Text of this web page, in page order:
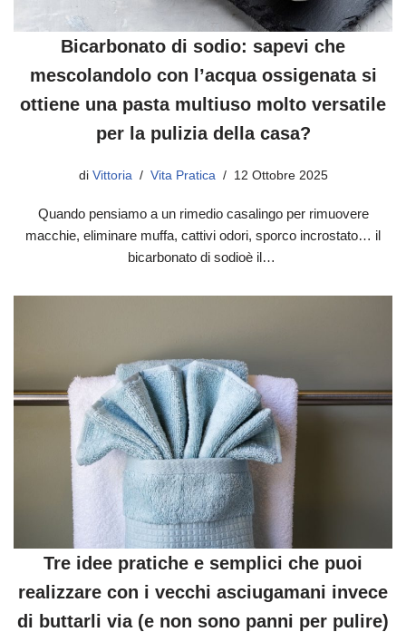
Bicarbonato di sodio: sapevi che
mescolandolo con l’acqua ossigenata si
ottiene una pasta multiuso molto versatile
per la pulizia della casa?
di Vittoria Vita Pratica 12 Ottobre 2025
Quando pensiamo a un rimedio casalingo per rimuovere
macchie, eliminare muffa, cattivi odori, sporco incrostato… il
bicarbonato di sodioè il…
Tre idee pratiche e semplici che puoi
realizzare con i vecchi asciugamani invece
di buttarli via (e non sono panni per pulire)